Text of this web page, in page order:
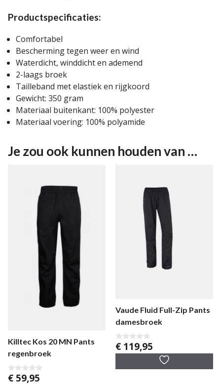
Productspecificaties:
Comfortabel
Bescherming tegen weer en wind
Waterdicht, winddicht en ademend
2-laags broek
Tailleband met elastiek en rijgkoord
Gewicht: 350 gram
Materiaal buitenkant: 100% polyester
Materiaal voering: 100% polyamide
Je zou ook kunnen houden van …
Killtec Kos 20 MN Pants
regenbroek
0
€ 59,95
Vaude Fluid Full-Zip Pants
damesbroek
0
v
5
€ 119,95